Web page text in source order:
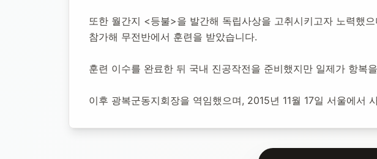
또한 월간지 <등불>을 발간해 독립사상을 고취시키고자 노력했
참가해 무전반에서 훈련을 받았습니다.
훈련 이수를 완료한 뒤 국내 진공작전을 준비했지만 일제가 항복
이후 광복군동지회장을 역임했으며, 2015년 11월 17일 서울에서